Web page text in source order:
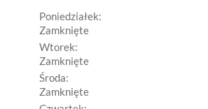
Poniedziałek:
Zamknięte
Wtorek:
Zamknięte
Środa:
Zamknięte